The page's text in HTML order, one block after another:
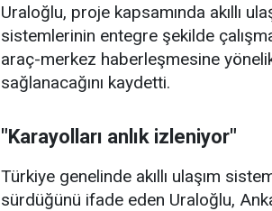
Uraloğlu, proje kapsamında akıllı
sistemlerinin entegre şekilde
araç-merkez haberleşmesine
sağlanacağını kaydetti.
"Karayolları anlık izleniyor"
Türkiye genelinde akıllı ulaşım
sürdüğünü ifade eden Uraloğlu,